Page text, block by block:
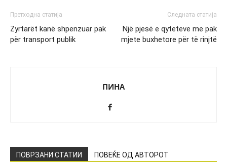
Претходна статија
Zyrtarët kanë shpenzuar pak
për transport publik
Следната статија
Një pjesë e qyteteve me pak
mjete buxhetore për të rinjtë
ПИНА
ПОВРЗАНИ СТАТИИ ПОВЕЌЕ ОД АВТОРОТ